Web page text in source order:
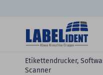
Zum Hauptinhalt springen
Etikettendrucker,
Scanner